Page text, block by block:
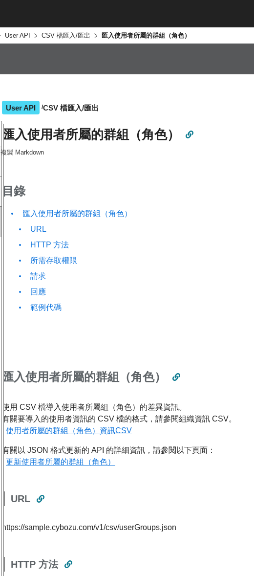
User API CSV 檔匯入/匯出 匯入使用者所屬的群組（角色）
User API CSV 檔匯入/匯出
匯入使用者所屬的群組（角色）
複製 Markdown
目錄
匯入使用者所屬的群組（角色）
URL
HTTP 方法
所需存取權限
請求
回應
範例代碼
匯入使用者所屬的群組（角色）
使用 CSV 檔導入使用者所屬組（角色）的差異資訊。
有關要導入的使用者資訊的 CSV 檔的格式，請參閱組織資訊 CSV。
使用者所屬的群組（角色）資訊CSV
有關以 JSON 格式更新的 API 的詳細資訊，請參閱以下頁面：
更新使用者所屬的群組（角色）
URL
https://sample.cybozu.com/v1/csv/userGroups.json
HTTP 方法